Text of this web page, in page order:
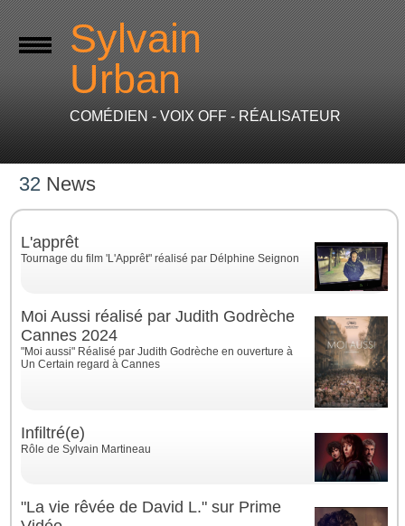
Sylvain
Urban
COMÉDIEN - VOIX OFF - RÉALISATEUR
32 News
L'apprêt
Tournage du film 'L'Apprêt" réalisé par Délphine Seignon
Moi Aussi réalisé par Judith Godrèche
Cannes 2024
"Moi aussi" Réalisé par Judith Godrèche en ouverture à
Un Certain regard à Cannes
Infiltré(e)
Rôle de Sylvain Martineau
"La vie rêvée de David L." sur Prime